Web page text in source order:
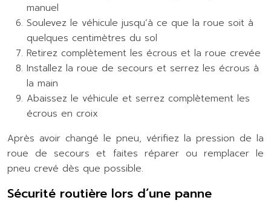
manuel
Soulevez le véhicule jusqu’à ce que la roue soit à
quelques centimètres du sol
Retirez complètement les écrous et la roue crevée
Installez la roue de secours et serrez les écrous à
la main
Abaissez le véhicule et serrez complètement les
écrous en croix
Après avoir changé le pneu, vérifiez la pression de la
roue de secours et faites réparer ou remplacer le
pneu crevé dès que possible.
Sécurité routière lors d’une panne